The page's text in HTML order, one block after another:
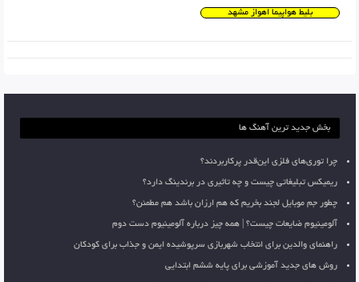
بلیط هواپیما اهواز مشهد
بخش جدید ترین آهنگ ها
چرا توری‌های فلزی این‌قدر پرکاربردند؟
ریمیکس تبلیغاتی چیست و چه تاثیری در برندینگ دارد؟
چطور جم موبایل لجند بخریم که هم ارزان باشد هم مطمئن؟
آلومینیوم ضایعات چیست؟ | همه چیز درباره آلومینیوم دست دوم
راهنمای والدین برای انتخاب شهربازی سرپوشیده ایمن و جذاب برای کودکان
روش های جدید آموزشی برای پایه ششم ابتدایی